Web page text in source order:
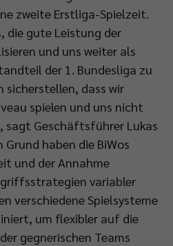
zweite Erstliga-Spielzeit.
die gute Leistung der
und uns weiter als
der 1. Bundesliga zu
sicherstellen, dass wir
spielen und uns nicht
sagt Geschäftsführer Lukas
Grund haben die BiWos
und der Annahme
variabler
verschiedene Spielsysteme
um flexibler auf die
gegnerischen Teams